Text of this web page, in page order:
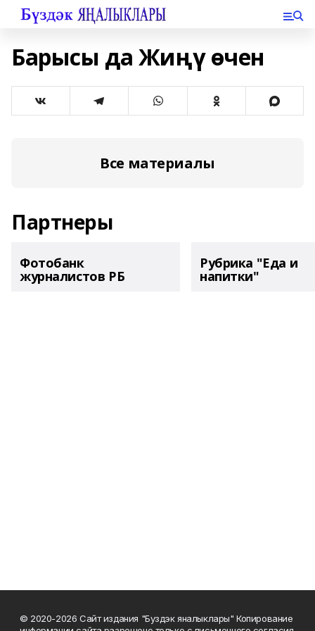
Барысы да Жиңү өчен
Все материалы
Партнеры
Фотобанк
журналистов РБ
Рубрика "Еда и
напитки"
© 2020-2026 Сайт издания "Буздэк яналыклары" Копирование